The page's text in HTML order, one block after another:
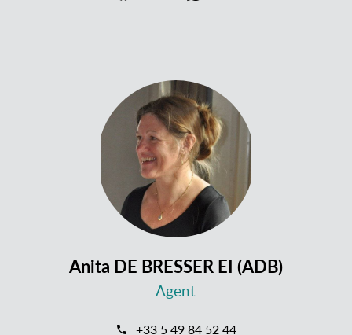
Anita DE BRESSER EI (ADB)
Agent
+33 5 49 84 52 44